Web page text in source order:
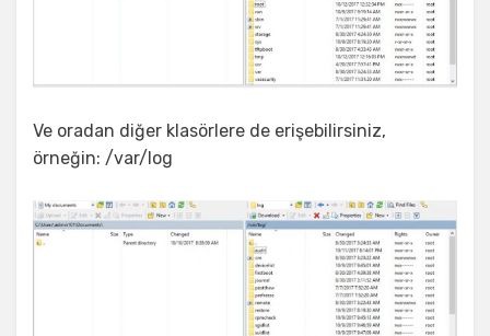
Ve oradan diğer klasörlere de erişebilirsiniz,
örneğin: /var/log